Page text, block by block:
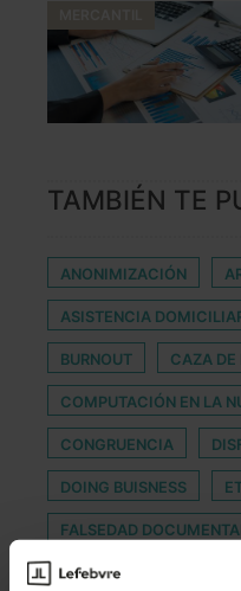
TAMBIÉN TE
ANONIMIZACIÓN
ASISTENCIA
BURNOUT CAZA DE
COMPUTACIÓN EN LA
CONGRUENCIA
DOING BUISNESS
FALSEDAD
GASTOS EN COMIDAS